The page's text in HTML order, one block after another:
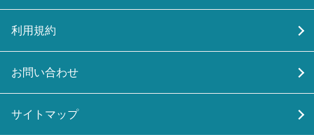
利用規約
お問い合わせ
サイトマップ